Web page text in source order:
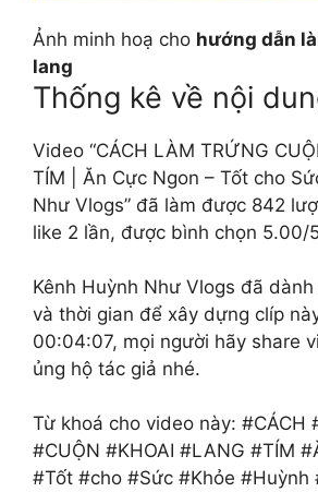
Ảnh minh hoạ cho hướng dẫn
lang
Thống kê về nội
Video “CÁCH LÀM TRỨNG
TÍM | Ăn Cực Ngon – Tốt cho
Như Vlogs” đã làm được 842
like 2 lần, được bình chọn 5.00/
Kênh Huỳnh Như Vlogs đã
và thời gian để xây dựng clíp
00:04:07, mọi người hãy share
ủng hộ tác giả nhé.
Từ khoá cho video này: #CÁCH
#CUỘN #KHOAI #LANG #TÍM
#Tốt #cho #Sức #Khỏe #Huỳnh